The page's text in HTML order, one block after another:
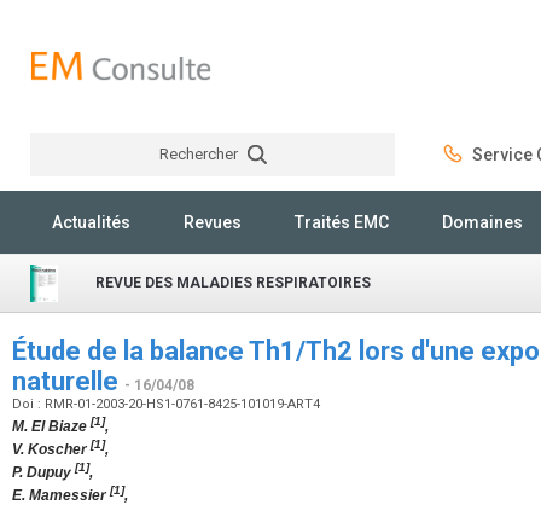
Rechercher Service
Actualités Revues Traités EMC Domaines
REVUE DES MALADIES RESPIRATOIRES
Étude de la balance Th1/Th2 lors d'une
naturelle - 16/04/08
Doi : RMR-01-2003-20-HS1-0761-8425-101019-ART4
M. El Biaze [1],
V. Koscher[1],
P. Dupuy [1],
E. Mamessier[1],